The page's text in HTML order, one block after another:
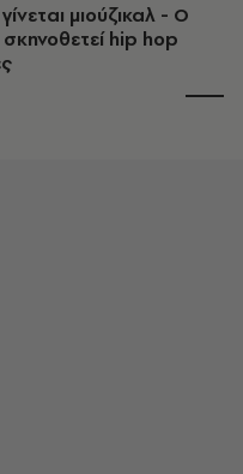
μιούζικαλ - Ο
hip hop